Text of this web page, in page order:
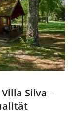
Silva –